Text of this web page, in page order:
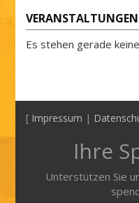
VERANSTALTUNGEN
Es stehen gerade
[ Impressum |
Ihre
Unterstützen Sie